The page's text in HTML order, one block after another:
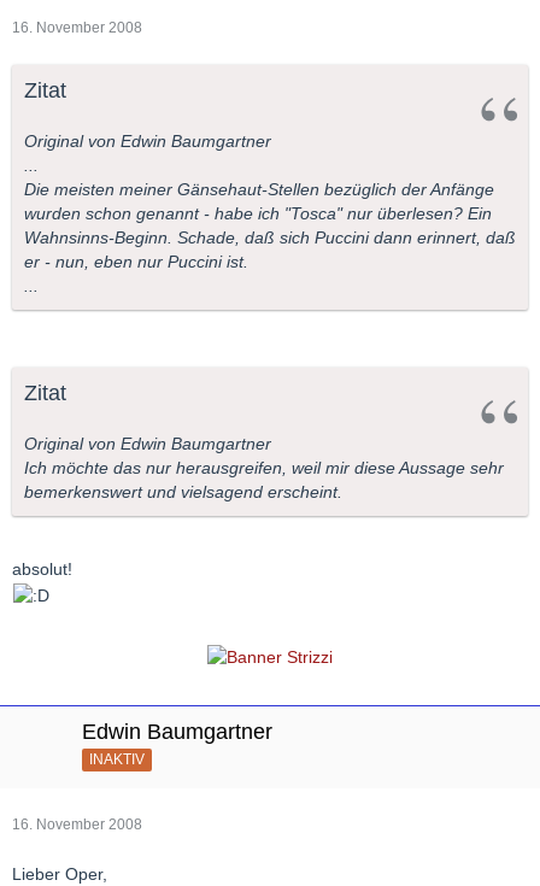
16. November 2008
Zitat
Original von Edwin Baumgartner
...
Die meisten meiner Gänsehaut-Stellen bezüglich der Anfänge
wurden schon genannt - habe ich "Tosca" nur überlesen? Ein
Wahnsinns-Beginn. Schade, daß sich Puccini dann erinnert, daß
er - nun, eben nur Puccini ist.
...
Zitat
Original von Edwin Baumgartner
Ich möchte das nur herausgreifen, weil mir diese Aussage sehr
bemerkenswert und vielsagend erscheint.
absolut!
Edwin Baumgartner
INAKTIV
16. November 2008
Lieber Oper,